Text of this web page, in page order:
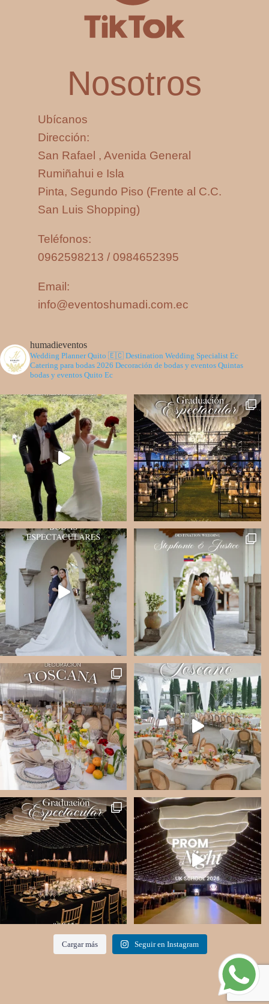
Nosotros
Ubícanos
Dirección:
San Rafael , Avenida General
Rumiñahui e Isla
Pinta, Segundo Piso (Frente al C.C.
San Luis Shopping)
Teléfonos:
0962598213 / 0984652395
Email:
info@eventoshumadi.com.ec
humadieventos
Wedding Planner Quito 🇪🇨 Destination Wedding Specialist Ec
Catering para bodas 2026 Decoración de bodas y eventos Quintas
bodas y eventos Quito Ec
Cargar más Seguir en Instagram